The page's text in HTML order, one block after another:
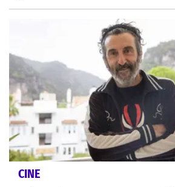
CINE